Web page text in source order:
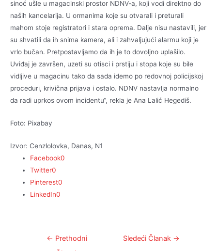
sinoć ušle u magacinski prostor NDNV-a, koji vodi direktno do
naših kancelarija. U ormanima koje su otvarali i preturali
mahom stoje registratori i stara oprema. Dalje nisu nastavili, jer
su shvatili da ih snima kamera, ali i zahvaljujući alarmu koji je
vrlo bučan. Pretpostavljamo da ih je to dovoljno uplašilo.
Uviđaj je završen, uzeti su otisci i prstiju i stopa koje su bile
vidljive u magacinu tako da sada idemo po redovnoj policijskoj
proceduri, krivična prijava i ostalo. NDNV nastavlja normalno
da radi uprkos ovom incidentu“, rekla je Ana Lalić Hegediš.
Foto: Pixabay
Izvor: Cenzlolovka, Danas, N1
Facebook0
Twitter0
Pinterest0
LinkedIn0
Kretanje← Prethodni
Sledeći Članak →